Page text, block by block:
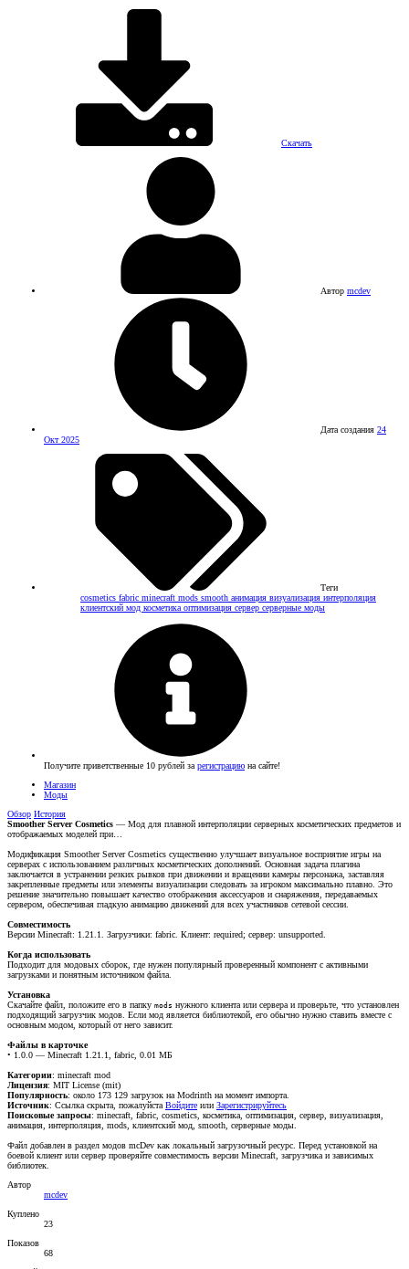
Скачать
Автор mcdev
Дата создания 24
Окт 2025
Теги
cosmetics fabric minecraft mods smooth анимация визуализация интерполяция
клиентский мод косметика оптимизация сервер серверные моды
Получите приветственные 10 рублей за регистрацию на сайте!
Магазин
Моды
Обзор История
Smoother Server Cosmetics — Мод для плавной интерполяции серверных косметических предметов и
отображаемых моделей при…
Модификация Smoother Server Cosmetics существенно улучшает визуальное восприятие игры на
серверах с использованием различных косметических дополнений. Основная задача плагина
заключается в устранении резких рывков при движении и вращении камеры персонажа, заставляя
закрепленные предметы или элементы визуализации следовать за игроком максимально плавно. Это
решение значительно повышает качество отображения аксессуаров и снаряжения, передаваемых
сервером, обеспечивая гладкую анимацию движений для всех участников сетевой сессии.
Совместимость
Версии Minecraft: 1.21.1. Загрузчики: fabric. Клиент: required; сервер: unsupported.
Когда использовать
Подходит для модовых сборок, где нужен популярный проверенный компонент с активными
загрузками и понятным источником файла.
Установка
Скачайте файл, положите его в папку mods нужного клиента или сервера и проверьте, что установлен
подходящий загрузчик модов. Если мод является библиотекой, его обычно нужно ставить вместе с
основным модом, который от него зависит.
Файлы в карточке
• 1.0.0 — Minecraft 1.21.1, fabric, 0.01 МБ
Категории: minecraft mod
Лицензия: MIT License (mit)
Популярность: около 173 129 загрузок на Modrinth на момент импорта.
Источник: Ссылка скрыта, пожалуйста Войдите или Зарегистрируйтесь
Поисковые запросы: minecraft, fabric, cosmetics, косметика, оптимизация, сервер, визуализация,
анимация, интерполяция, mods, клиентский мод, smooth, серверные моды.
Файл добавлен в раздел модов mcDev как локальный загрузочный ресурс. Перед установкой на
боевой клиент или сервер проверяйте совместимость версии Minecraft, загрузчика и зависимых
библиотек.
Автор
mcdev
Куплено
23
Показов
68